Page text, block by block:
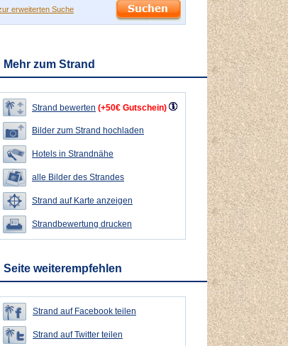
erweiterten Suche
Mehr zum Strand
Strand bewerten (+50€ Gutschein)
Bilder zum Strand hochladen
Hotels in Strandnähe
alle Bilder des Strandes
Strand auf Karte anzeigen
Strandbewertung drucken
Seite weiterempfehlen
Strand auf Facebook teilen
Strand auf Twitter teilen